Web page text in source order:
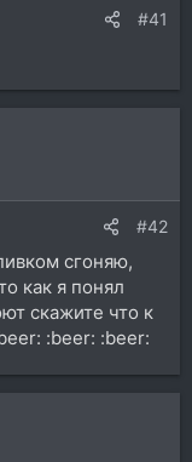
#41
#42
сгоняю,
как я понял
скажите что к
:beer: :beer: